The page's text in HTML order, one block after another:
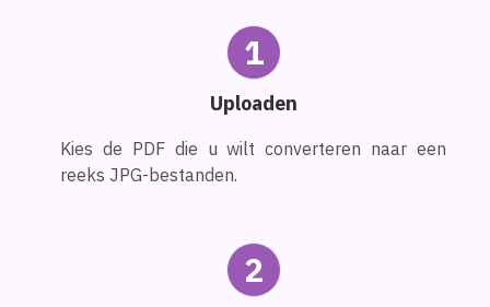
1
Uploaden
Kies de PDF die u wilt converteren naar een
reeks JPG-bestanden.
2